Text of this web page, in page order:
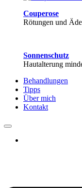
Couperose
Rötungen und
Sonnenschutz
Hautalterung
Behandlungen
Tipps
Über mich
Kontakt